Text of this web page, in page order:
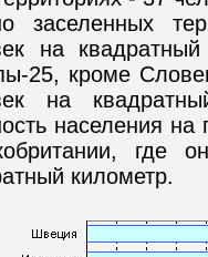
заселенных
на
25, кроме
на
населения на
где
километр.